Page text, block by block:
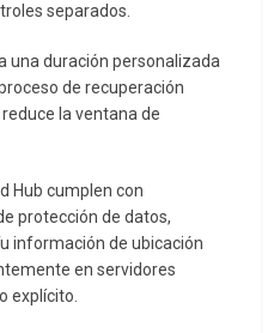
separados.
una duración personalizada
de recuperación
la ventana de
Hub cumplen con
protección de datos,
información de ubicación
en servidores
explícito.